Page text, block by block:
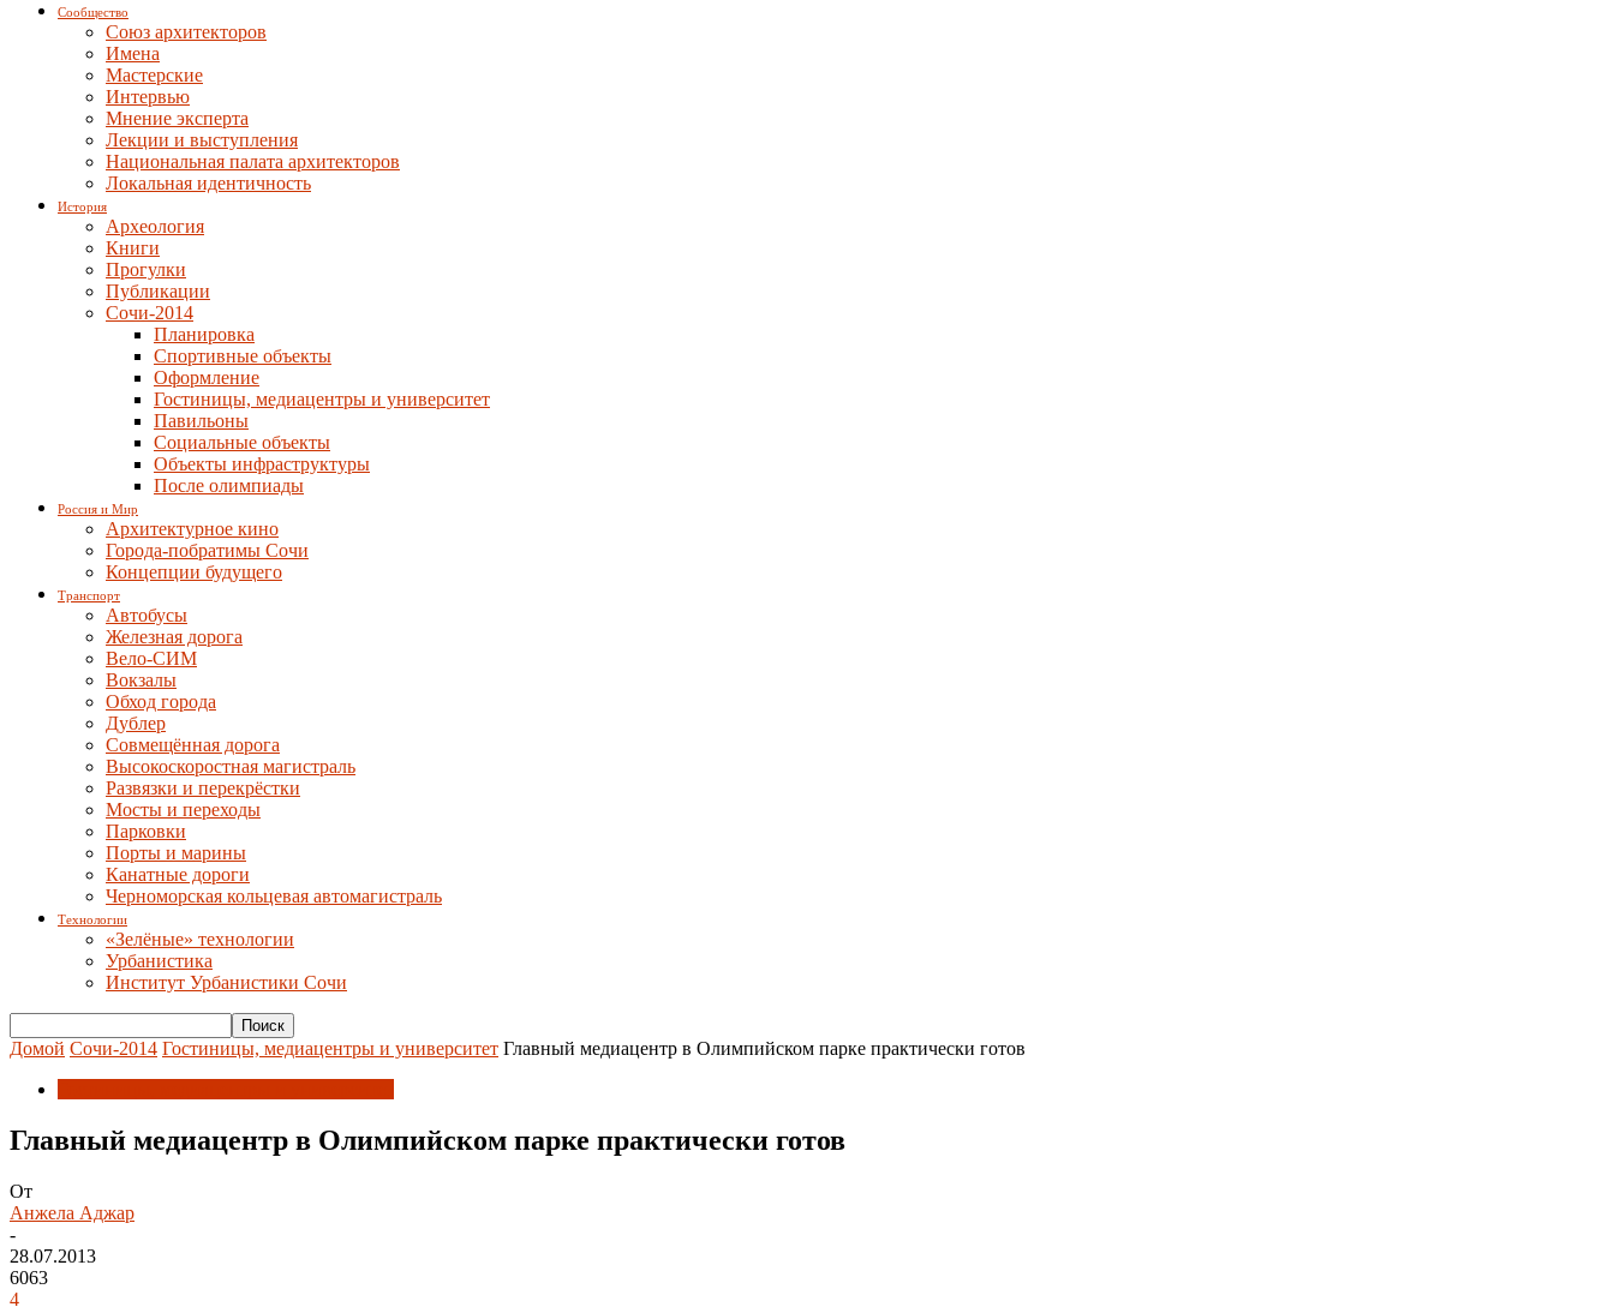
Сообщество
Союз архитекторов
Имена
Мастерские
Интервью
Мнение эксперта
Лекции и выступления
Национальная палата архитекторов
Локальная идентичность
История
Археология
Книги
Прогулки
Публикации
Сочи-2014
Планировка
Спортивные объекты
Оформление
Гостиницы, медиацентры и университет
Павильоны
Социальные объекты
Объекты инфраструктуры
После олимпиады
Россия и Мир
Архитектурное кино
Города-побратимы Сочи
Концепции будущего
Транспорт
Автобусы
Железная дорога
Вело-СИМ
Вокзалы
Обход города
Дублер
Совмещённая дорога
Высокоскоростная магистраль
Развязки и перекрёстки
Мосты и переходы
Парковки
Порты и марины
Канатные дороги
Черноморская кольцевая автомагистраль
Технологии
«Зелёные» технологии
Урбанистика
Институт Урбанистики Сочи
Домой Сочи-2014 Гостиницы, медиацентры и университет Главный медиацентр в Олимпийском парке практически готов
Главный медиацентр в Олимпийском парке практически готов
От
Анжела Аджар
-
28.07.2013
6063
4